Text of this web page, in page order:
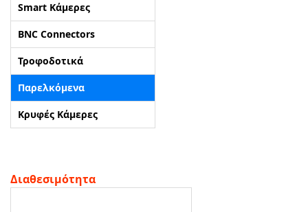
SERVICE
ΕΠΙΚΟΙΝΩΝΙΑ
2310.769.050 - 2313.078.238
Smart Κάμερες
BNC Connectors
Τροφοδοτικά
Παρελκόμενα
Κρυφές Κάμερες
Διαθεσιμότητα